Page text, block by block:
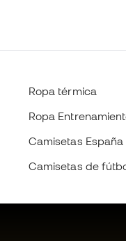
Ropa térmica
Ropa
Camisetas España
Camisetas de